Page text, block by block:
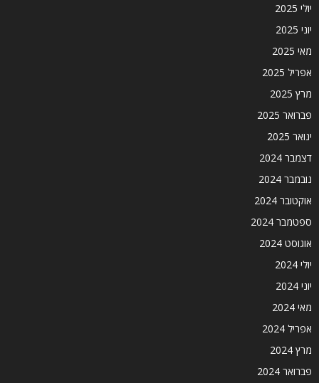
יולי 2025
יוני 2025
מאי 2025
אפריל 2025
מרץ 2025
פברואר 2025
ינואר 2025
דצמבר 2024
נובמבר 2024
אוקטובר 2024
ספטמבר 2024
אוגוסט 2024
יולי 2024
יוני 2024
מאי 2024
אפריל 2024
מרץ 2024
פברואר 2024